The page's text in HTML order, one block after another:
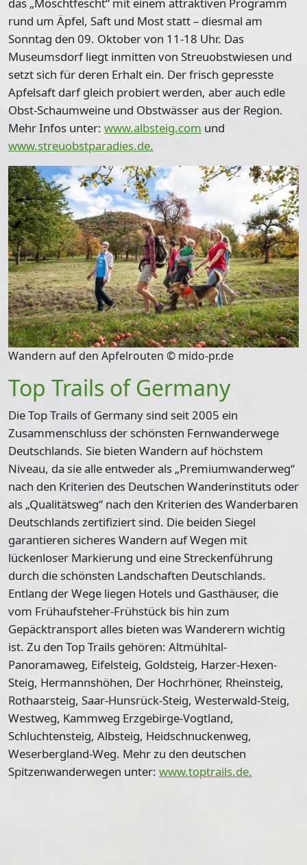
das „Moschtfescht“ mit einem attraktiven Programm
rund um Äpfel, Saft und Most statt – diesmal am
Sonntag den 09. Oktober von 11-18 Uhr. Das
Museumsdorf liegt inmitten von Streuobstwiesen und
setzt sich für deren Erhalt ein. Der frisch gepresste
Apfelsaft darf gleich probiert werden, aber auch edle
Obst-Schaumweine und Obstwässer aus der Region.
Mehr Infos unter: www.albsteig.com und
www.streuobstparadies.de.
Wandern auf den Apfelrouten © mido-pr.de
Top Trails of Germany
Die Top Trails of Germany sind seit 2005 ein
Zusammenschluss der schönsten Fernwanderwege
Deutschlands. Sie bieten Wandern auf höchstem
Niveau, da sie alle entweder als „Premiumwanderweg“
nach den Kriterien des Deutschen Wanderinstituts oder
als „Qualitätsweg“ nach den Kriterien des Wanderbaren
Deutschlands zertifiziert sind. Die beiden Siegel
garantieren sicheres Wandern auf Wegen mit
lückenloser Markierung und eine Streckenführung
durch die schönsten Landschaften Deutschlands.
Entlang der Wege liegen Hotels und Gasthäuser, die
vom Frühaufsteher-Frühstück bis hin zum
Gepäcktransport alles bieten was Wanderern wichtig
ist. Zu den Top Trails gehören: Altmühltal-
Panoramaweg, Eifelsteig, Goldsteig, Harzer-Hexen-
Steig, Hermannshöhen, Der Hochrhöner, Rheinsteig,
Rothaarsteig, Saar-Hunsrück-Steig, Westerwald-Steig,
Westweg, Kammweg Erzgebirge-Vogtland,
Schluchtensteig, Albsteig, Heidschnuckenweg,
Weserbergland-Weg. Mehr zu den deutschen
Spitzenwanderwegen unter: www.toptrails.de.